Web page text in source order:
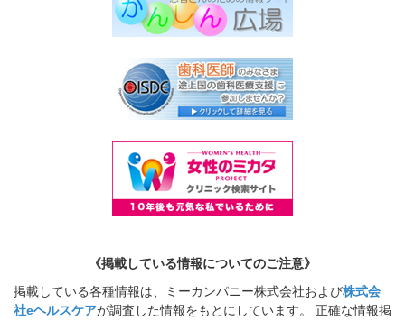
《掲載している情報についてのご注意》
掲載している各種情報は、ミーカンパニー株式会社および株式会
社eヘルスケアが調査した情報をもとにしています。 正確な情報掲